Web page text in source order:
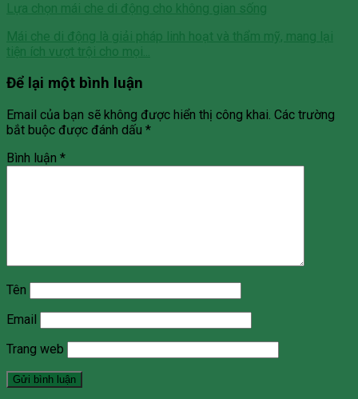
Lựa chọn mái che di động cho không gian sống
Mái che di động là giải pháp linh hoạt và thẩm mỹ, mang lại
tiện ích vượt trội cho mọi...
Để lại một bình luận
Email của bạn sẽ không được hiển thị công khai. Các trường
bắt buộc được đánh dấu *
Bình luận *
Tên
Email
Trang web